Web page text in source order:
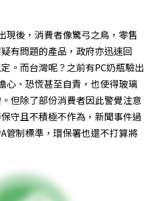
現後，消費者像驚弓之鳥，零售
有問題的產品，政府亦迅速回
。而台灣呢？之前有PC奶瓶驗出
心、恐慌甚至自責，也使得玻璃
但除了部份消費者因此警覺注意
守且不積極不作為，新聞事件過
管制標準，環保署也還不打算將